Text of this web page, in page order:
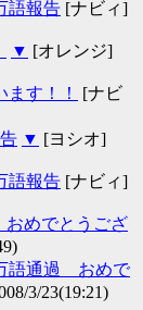
語報告 [ナビィ]
▼ [オレンジ]
ます！！
[ナビ
▼ [ヨシオ]
語報告 [ナビィ]
めでとうござ
語通過 おめで
3/23(19:21)